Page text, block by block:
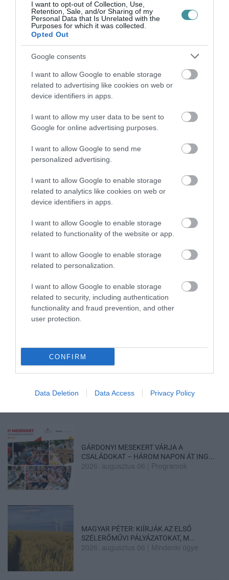
I want to opt-out of Collection, Use,
Retention, Sale, and/or Sharing of my
Personal Data that Is Unrelated with the
Purposes for which it was collected.
Opted Out
Google consents
I want to allow Google to enable storage
related to advertising like cookies on web or
device identifiers in apps.
I want to allow my user data to be sent to
Google for online advertising purposes.
I want to allow Google to send me
personalized advertising.
I want to allow Google to enable storage
related to analytics like cookies on web or
device identifiers in apps.
I want to allow Google to enable storage
related to functionality of the website or app.
I want to allow Google to enable storage
related to personalization.
I want to allow Google to enable storage
related to security, including authentication
functionality and fraud prevention, and other
user protection.
CONFIRM
Data Deletion Data Access Privacy Policy
PHEV LUXURY – A KÍNAI PR...
2026. augusztus 06
LAKÓÉPÜLETEK LÁNGOLTAK SZERDÁN
2026. augusztus 06
„NEM TETTÜNK NYOMÁST A FIUNKRA” –
2026. augusztus 06|Sport
ÚJ HŰTŐRENDSZER A MARKHOT FERENC
KÓRHÁZBAN: TÖBB MINT 70 ...
2026. augusztus 06|Eger ügye
HOLTAN SZÁLLÍTOTTÁK HAZA A 80 ÉVES
ASSZONYT A HATVANI KÓR...
GÁRDONYI MESEKERT VÁRJA A
CSALÁDOKAT – HÁROM NAPON ÁT ING...
2026. augusztus 06 Programok
MAGYAR PÉTER: KIÍRJÁK AZ ELSŐ
SZÉLERŐMŰVI PÁLYÁZATOKAT, M...
2026. augusztus 06 Mindenki ügye